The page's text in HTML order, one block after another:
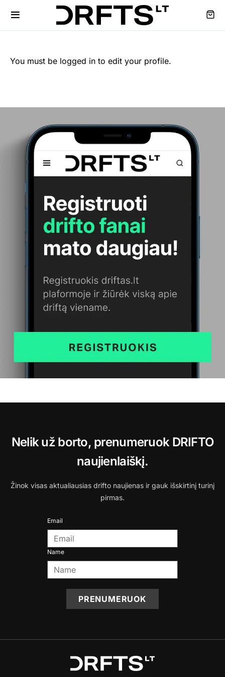
You must be logged in to edit your profile.
Nelik už borto, prenumeruok DRIFTO
naujienlaiškį.
Žinok visas aktualiausias drifto naujienas ir gauk išskirtinį turinį
pirmas.
Email
Name
PRENUMERUOK